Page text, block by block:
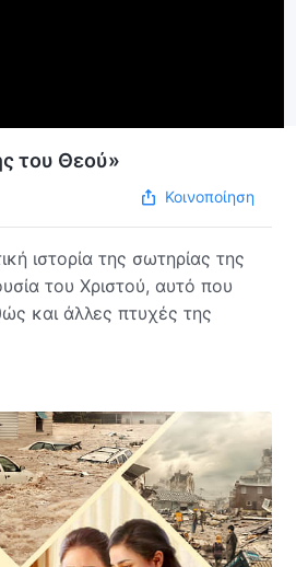
του Θεού»
Κοινοποίηση
ιστορία της σωτηρίας της
του Χριστού, αυτό που
και άλλες πτυχές της